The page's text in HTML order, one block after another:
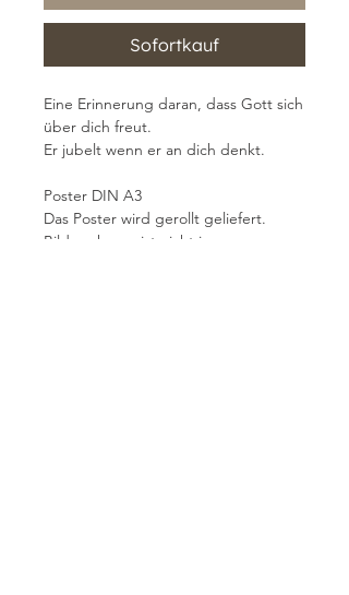
Sofortkauf
Eine Erinnerung daran, dass Gott sich
über dich freut.
Er jubelt wenn er an dich denkt.
Poster DIN A3
Das Poster wird gerollt geliefert.
Bilderrahmen ist nicht im